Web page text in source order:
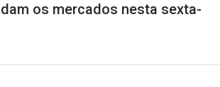
os mercados nesta sexta-